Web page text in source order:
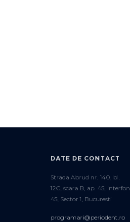
DATE DE CONTACT
Strada Abrud nr. 140, bl.
12C, scara B, ap. 45, interfon
45, Sector 1, Bucuresti
programari@periodent.ro